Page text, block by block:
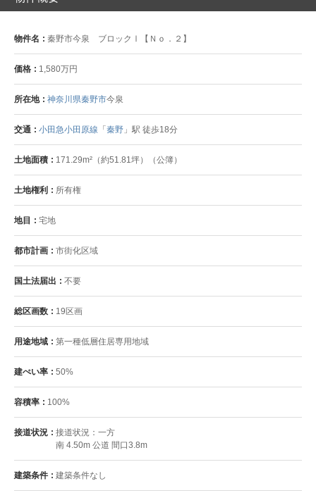
物件名 秦野市今泉 ブロックⅠ【Ｎｏ．２】
価格 1,580万円
所在地 神奈川県秦野市今泉
交通 小田急小田原線 「秦野 」駅 徒歩18分
土地面積 171.29m²（約51.81坪）（公簿）
土地権利 所有権
地目 宅地
都市計画 市街化区域
国土法届出 不要
総区画数 19区画
用途地域 第一種低層住居専用地域
建ぺい率 50%
容積率 100%
接道状況
接道状況：一方
南 4.50m 公道 間口3.8m
建築条件 建築条件なし